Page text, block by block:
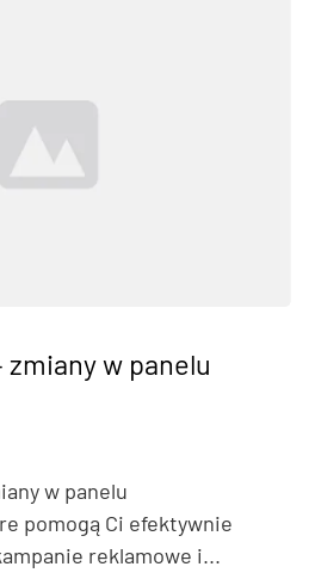
zmiany w panelu
w panelu
pomogą Ci efektywnie
reklamowe i...